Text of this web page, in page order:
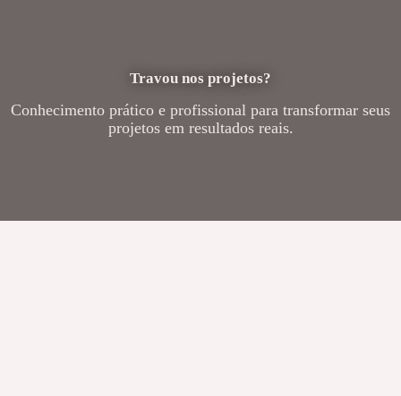
Travou nos projetos?
Conhecimento prático e profissional para transformar seus
projetos em resultados reais.